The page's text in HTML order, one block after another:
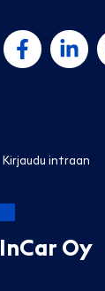
Kirjaudu intraan
InCar Oy